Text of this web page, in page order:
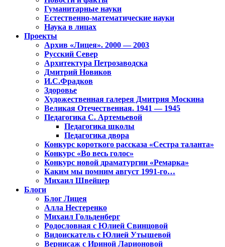
Гуманитарные науки
Естественно-математические науки
Наука в лицах
Проекты
Архив «Лицея». 2000 — 2003
Русский Север
Архитектура Петрозаводска
Дмитрий Новиков
И.С.Фрадков
Здоровье
Художественная галерея Дмитрия Москина
Великая Отечественная. 1941 — 1945
Педагогика С. Артемьевой
Педагогика школы
Педагогика двора
Конкурс короткого рассказа «Сестра таланта»
Конкурс «Во весь голос»
Конкурс новой драматургии «Ремарка»
Каким мы помним август 1991-го…
Михаил Швейцер
Блоги
Блог Лицея
Алла Нестеренко
Михаил Гольденберг
Родословная с Юлией Свинцовой
Видоискатель с Юлией Утышевой
Вернисаж с Ириной Ларионовой